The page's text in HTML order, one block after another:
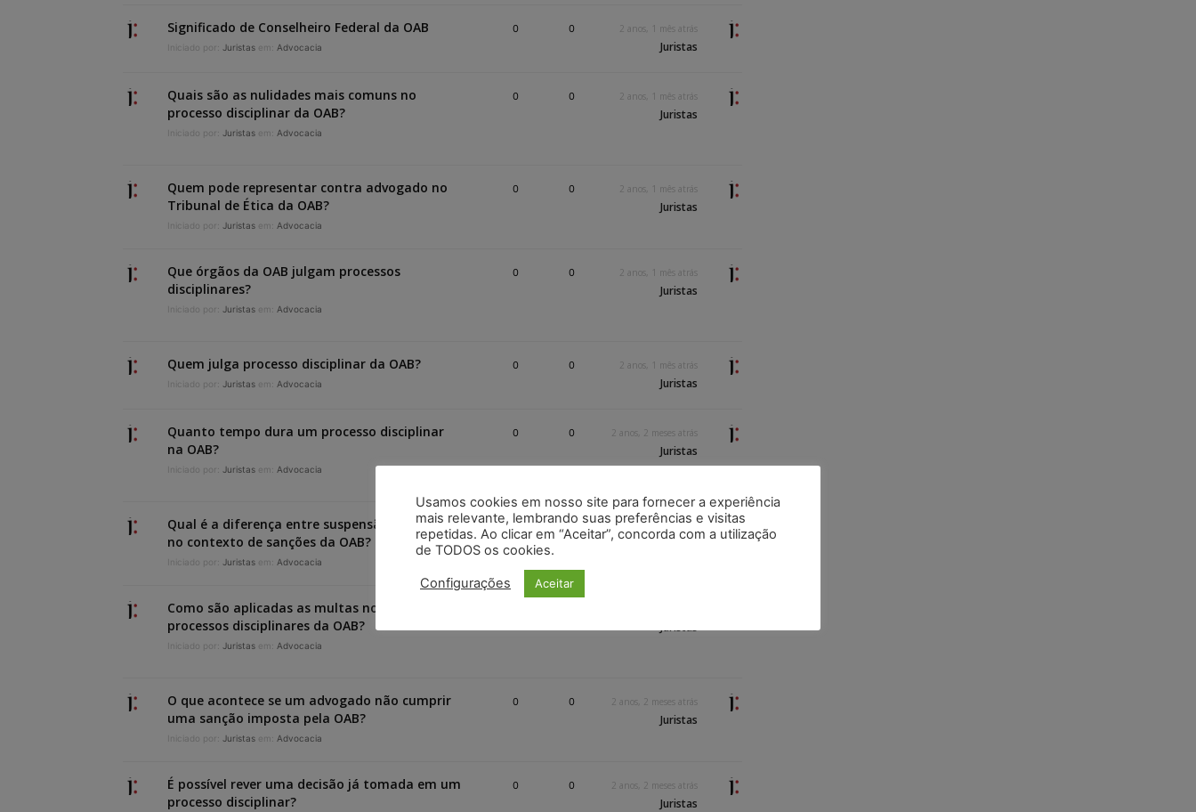
Significado de Conselheiro Federal da OAB
Iniciado por: Juristas em: Advocacia
0 0 2 anos, 1 mês atrás
Juristas
Quais são as nulidades mais comuns no
processo disciplinar da OAB?
Iniciado por: Juristas em: Advocacia
0 0 2 anos, 1 mês atrás
Juristas
Quem pode representar contra advogado no
Tribunal de Ética da OAB?
Iniciado por: Juristas em: Advocacia
0 0 2 anos, 1 mês atrás
Juristas
Que órgãos da OAB julgam processos
disciplinares?
Iniciado por: Juristas em: Advocacia
0 0 2 anos, 1 mês atrás
Juristas
Quem julga processo disciplinar da OAB?
Iniciado por: Juristas em: Advocacia
0 0 2 anos, 1 mês atrás
Juristas
Quanto tempo dura um processo disciplinar
na OAB?
Iniciado por: Juristas em: Advocacia
0 0 2 anos, 2 meses atrás
Juristas
Qual é a diferença entre suspensão e exclusão
no contexto de sanções da OAB?
Iniciado por: Juristas em: Advocacia
0 0 2 anos, 2 meses atrás
Juristas
Como são aplicadas as multas no âmbito dos
processos disciplinares da OAB?
Iniciado por: Juristas em: Advocacia
Juristas
O que acontece se um advogado não cumprir
uma sanção imposta pela OAB?
Iniciado por: Juristas em: Advocacia
0 0 2 anos, 2 meses atrás
Juristas
É possível rever uma decisão já tomada em um
processo disciplinar?
0 0 2 anos, 2 meses atrás
Juristas
Usamos cookies em nosso site para fornecer a experiência
mais relevante, lembrando suas preferências e visitas
repetidas. Ao clicar em “Aceitar”, concorda com a utilização
de TODOS os cookies.
Configurações Aceitar